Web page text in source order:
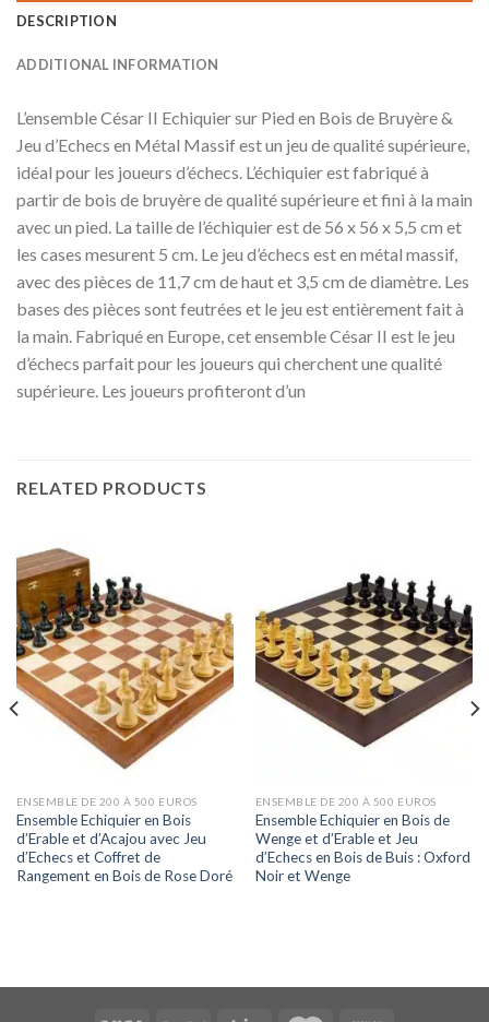
DESCRIPTION
ADDITIONAL INFORMATION
L’ensemble César II Echiquier sur Pied en Bois de Bruyère &
Jeu d’Echecs en Métal Massif est un jeu de qualité supérieure,
idéal pour les joueurs d’échecs. L’échiquier est fabriqué à
partir de bois de bruyère de qualité supérieure et fini à la main
avec un pied. La taille de l’échiquier est de 56 x 56 x 5,5 cm et
les cases mesurent 5 cm. Le jeu d’échecs est en métal massif,
avec des pièces de 11,7 cm de haut et 3,5 cm de diamètre. Les
bases des pièces sont feutrées et le jeu est entièrement fait à
la main. Fabriqué en Europe, cet ensemble César II est le jeu
d’échecs parfait pour les joueurs qui cherchent une qualité
supérieure. Les joueurs profiteront d’un
RELATED PRODUCTS
ENSEMBLE DE 200 À 500 EUROS
Ensemble Echiquier en Bois
d’Erable et d’Acajou avec Jeu
d’Echecs et Coffret de
Rangement en Bois de Rose Doré
ENSEMBLE DE 200 À 500 EUROS
Ensemble Echiquier en Bois de
Wenge et d’Erable et Jeu
d’Echecs en Bois de Buis : Oxford
Noir et Wenge